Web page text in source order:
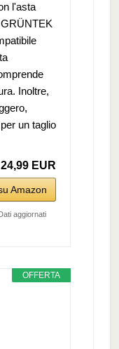
l'asta
Inoltre,
un taglio
24,99 EUR
Amazon
aggiornati
OFFERTA